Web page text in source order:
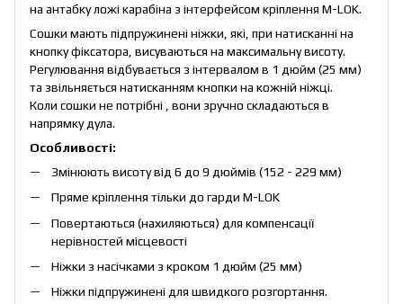
на антабку ложі карабіна з інтерфейсом кріплення M-LOK.
Сошки мають підпружинені ніжки, які, при натисканні на
кнопку фіксатора, висуваються на максимальну висоту.
Регулювання відбувається з інтервалом в 1 дюйм (25 мм)
та звільняється натисканням кнопки на кожній ніжці.
Коли сошки не потрібні , вони зручно складаються в
напрямку дула.
Особливості:
Змінюють висоту від 6 до 9 дюймів (152 - 229 мм)
Пряме кріплення тільки до гарди M-LOK
Повертаються (нахиляються) для компенсації
нерівностей місцевості
Ніжки з насічками з кроком 1 дюйм (25 мм)
Ніжки підпружинені для швидкого розгортання.